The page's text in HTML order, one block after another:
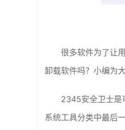
很多软件为了让
卸载软件吗？小编为
2345安全卫士是
系统工具分类中最后